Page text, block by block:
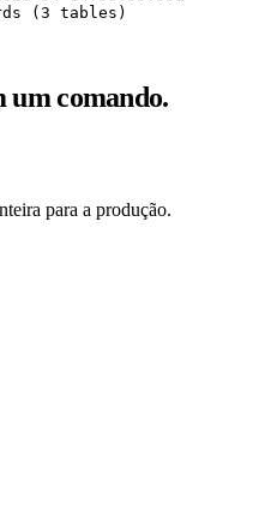
(3 tables)
um comando.
para a produção.